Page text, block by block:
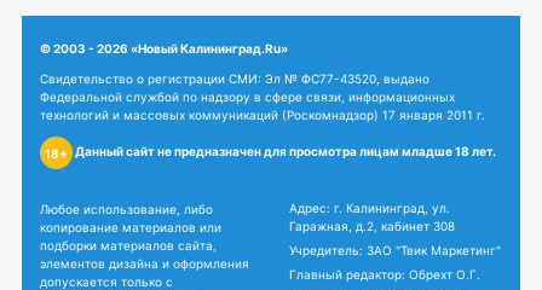
© 2003 - 2026 «Новый Калининград.Ru»
Свидетельство о регистрации СМИ: Эл № ФС77-43520, выдано
Федеральной службой по надзору в сфере связи, информационных
технологий и массовых коммуникаций (Роскомнадзор) 17 января 2011 г.
18+ Данный сайт не предназначен для просмотра лицам младше 18 лет.
Любое использование, либо
копирование материалов или
подборки материалов сайта,
элементов дизайна и оформления
допускается только с
Адрес: г. Калининград, ул.
Гаражная, д.2, кабинет 308
Учредитель: ЗАО "Твик Маркетинг"
Главный редактор: Обрехт О.Г.